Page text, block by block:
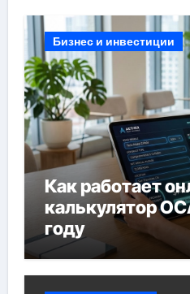
Бизнес и инвестиции
Как работает
калькулятор
году